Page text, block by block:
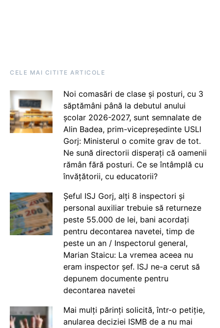
CELE MAI CITITE ARTICOLE
Noi comasări de clase și posturi, cu 3
săptămâni până la debutul anului
școlar 2026-2027, sunt semnalate de
Alin Badea, prim-vicepreședinte USLI
Gorj: Ministerul o comite grav de tot.
Ne sună directorii disperați că oamenii
rămân fără posturi. Ce se întâmplă cu
învățătorii, cu educatorii?
Șeful ISJ Gorj, alți 8 inspectori și
personal auxiliar trebuie să returneze
peste 55.000 de lei, bani acordați
pentru decontarea navetei, timp de
peste un an / Inspectorul general,
Marian Staicu: La vremea aceea nu
eram inspector șef. ISJ ne-a cerut să
depunem documente pentru
decontarea navetei
Mai mulți părinți solicită, într-o petiție,
anularea deciziei ISMB de a nu mai